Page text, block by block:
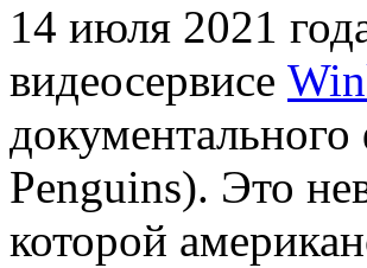
14 июля 2021
видеосервисе
Penguins). Это
которой